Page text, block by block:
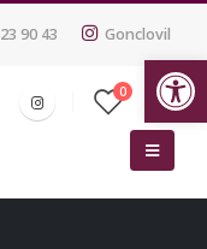
90 43 Gonclovil
0